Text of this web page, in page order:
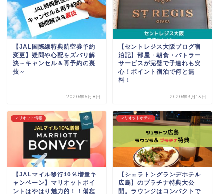
【JAL国際線特典航空券予約
変更】疑問や心配をズバリ解
決～キャンセル＆再予約の裏
技～
2020年6月8日
【セントレジス大阪ブログ宿
泊記】部屋・朝食・バトラー
サービスが完璧で子連れも安
心！ポイント宿泊で何と無
料！
2020年3月13日
マリオット情報
【JALマイル移行10％増量キ
ャンペーン】マリオットポイ
ントはやはり魅力的！！備忘
マリオットホテル
【シェラトングランデホテル
広島】のプラチナ特典大公
開。ラウンジはコンパクトで